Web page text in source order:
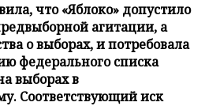
что «Яблоко» допустило
агитации, а
о выборах, и потребовала
федерального списка
выборах в
Соответствующий иск